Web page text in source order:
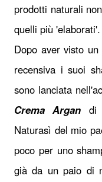
prodotti naturali
quelli più
Dopo aver visto un
recensiva i suoi
sono lanciata
Crema Argan
Naturasì del mio
poco per uno
già da un paio di